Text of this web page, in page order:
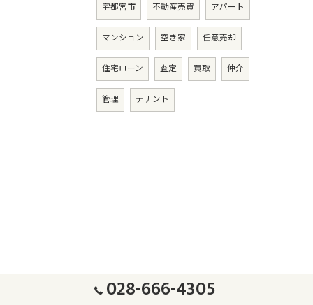
宇都宮市 不動産売買 アパート
マンション 空き家 任意売却
住宅ローン 査定 買取 仲介
管理 テナント
028-666-4305